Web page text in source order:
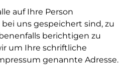
auf Ihre Person
uns gespeichert sind, zu
berichtigen zu
um Ihre schriftliche
genannte Adresse.